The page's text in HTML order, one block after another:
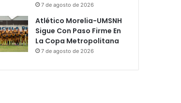
7 de agosto de 2026
Atlético Morelia-UMSNH
Sigue Con Paso Firme En
La Copa Metropolitana
7 de agosto de 2026